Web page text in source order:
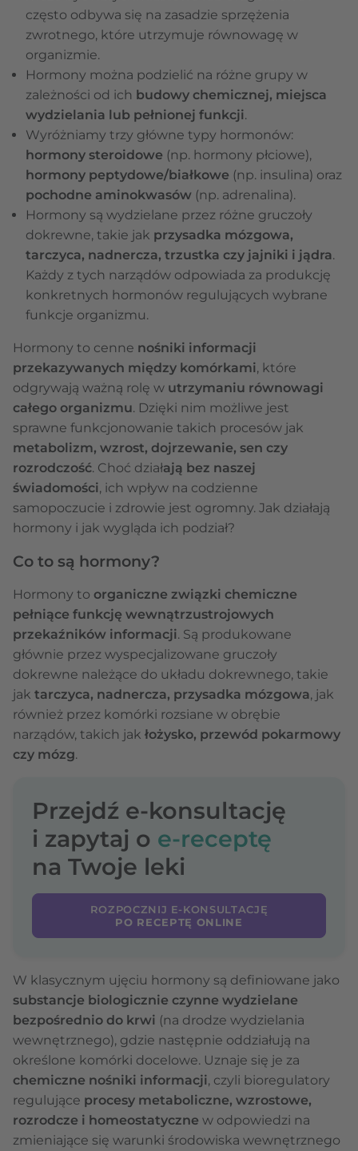
często odbywa się na zasadzie sprzężenia
zwrotnego, które utrzymuje równowagę w
organizmie.
Hormony można podzielić na różne grupy w
zależności od ich budowy chemicznej, miejsca
wydzielania lub pełnionej funkcji.
Wyróżniamy trzy główne typy hormonów:
hormony steroidowe (np. hormony płciowe),
hormony peptydowe/białkowe (np. insulina) oraz
pochodne aminokwasów (np. adrenalina).
Hormony są wydzielane przez różne gruczoły
dokrewne, takie jak przysadka mózgowa,
tarczyca, nadnercza, trzustka czy jajniki i jądra.
Każdy z tych narządów odpowiada za produkcję
konkretnych hormonów regulujących wybrane
funkcje organizmu.
Hormony to cenne nośniki informacji
przekazywanych między komórkami, które
odgrywają ważną rolę w utrzymaniu równowagi
całego organizmu. Dzięki nim możliwe jest
sprawne funkcjonowanie takich procesów jak
metabolizm, wzrost, dojrzewanie, sen czy
rozrodczość. Choć działają bez naszej
świadomości, ich wpływ na codzienne
samopoczucie i zdrowie jest ogromny. Jak działają
hormony i jak wygląda ich podział?
Co to są hormony?
Hormony to organiczne związki chemiczne
pełniące funkcję wewnątrzustrojowych
przekaźników informacji. Są produkowane
głównie przez wyspecjalizowane gruczoły
dokrewne należące do układu dokrewnego, takie
jak tarczyca, nadnercza, przysadka mózgowa, jak
również przez komórki rozsiane w obrębie
narządów, takich jak łożysko, przewód pokarmowy
czy mózg.
Przejdź e-konsultację
i zapytaj o e-receptę
na Twoje leki
ROZPOCZNIJ E-KONSULTACJĘ
PO RECEPTĘ ONLINE
W klasycznym ujęciu hormony są definiowane jako
substancje biologicznie czynne wydzielane
bezpośrednio do krwi (na drodze wydzielania
wewnętrznego), gdzie następnie oddziałują na
określone komórki docelowe. Uznaje się je za
chemiczne nośniki informacji, czyli bioregulatory
regulujące procesy metaboliczne, wzrostowe,
rozrodcze i homeostatyczne w odpowiedzi na
zmieniające się warunki środowiska wewnętrznego